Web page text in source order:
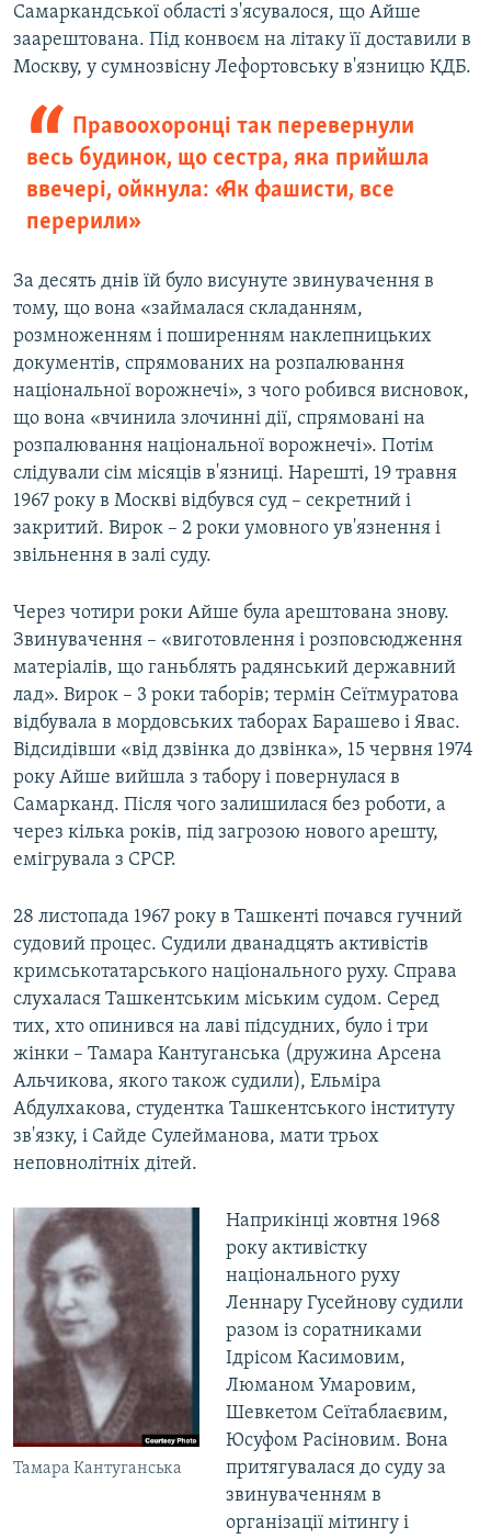
Самаркандської області з'ясувалося, що Айше
заарештована. Під конвоєм на літаку її доставили в
Москву, у сумнозвісну Лефортовську в'язницю КДБ.
Правоохоронці так перевернули
весь будинок, що сестра, яка прийшла
ввечері, ойкнула: «Як фашисти, все
перерили»
За десять днів їй було висунуте звинувачення в
тому, що вона «займалася складанням,
розмноженням і поширенням наклепницьких
документів, спрямованих на розпалювання
національної ворожнечі», з чого робився висновок,
що вона «вчинила злочинні дії, спрямовані на
розпалювання національної ворожнечі». Потім
слідували сім місяців в'язниці. Нарешті, 19 травня
1967 року в Москві відбувся суд – секретний і
закритий. Вирок – 2 роки умовного ув'язнення і
звільнення в залі суду.
Через чотири роки Айше була арештована знову.
Звинувачення – «виготовлення і розповсюдження
матеріалів, що ганьблять радянський державний
лад». Вирок – 3 роки таборів; термін Сеїтмуратова
відбувала в мордовських таборах Барашево і Явас.
Відсидівши «від дзвінка до дзвінка», 15 червня 1974
року Айше вийшла з табору і повернулася в
Самарканд. Після чого залишилася без роботи, а
через кілька років, під загрозою нового арешту,
емігрувала з СРСР.
28 листопада 1967 року в Ташкенті почався гучний
судовий процес. Судили дванадцять активістів
кримськотатарського національного руху. Справа
слухалася Ташкентським міським судом. Серед
тих, хто опинився на лаві підсудних, було і три
жінки – Тамара Кантуганська (дружина Арсена
Альчикова, якого також судили), Ельміра
Абдулхакова, студентка Ташкентського інституту
зв'язку, і Сайде Сулейманова, мати трьох
неповнолітніх дітей.
Тамара Кантуганська
Наприкінці жовтня 1968
року активістку
національного руху
Леннару Гусейнову судили
разом із соратниками
Ідрісом Касимовим,
Люманом Умаровим,
Шевкетом Сеїтаблаєвим,
Юсуфом Расіновим. Вона
притягувалася до суду за
звинуваченням в
організації мітингу і